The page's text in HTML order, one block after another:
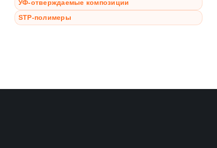
УФ-отверждаемые композиции
STP-полимеры